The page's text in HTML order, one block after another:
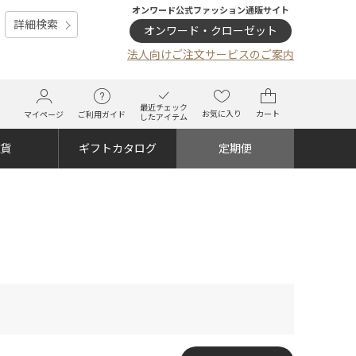
詳細検索
オンワード公式ファッション通販サイト
オンワード・クローゼット
法人向けご注文サービスのご案内
マイページ ご利用ガイド
最近チェック
したアイテム
お気に入り カート
ギフトカタログ 定期便